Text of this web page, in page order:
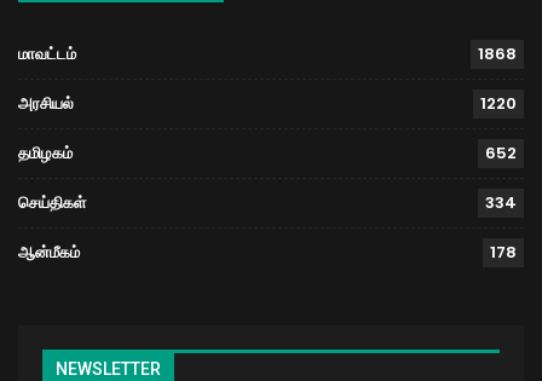
மாவட்டம் 1868
அரசியல் 1220
தமிழகம் 652
செய்திகள் 334
ஆன்மீகம் 178
NEWSLETTER